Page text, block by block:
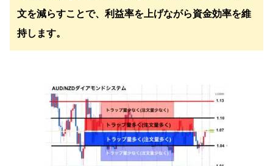
文を減らすことで、利益率を上げながら資金効率を維
持します。